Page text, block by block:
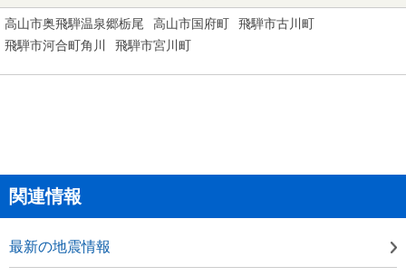
高山市奥飛騨温泉郷栃尾 高山市国府町
飛騨市古川町
飛騨市河合町角川
飛騨市宮川町
関連情報
最新の地震情報